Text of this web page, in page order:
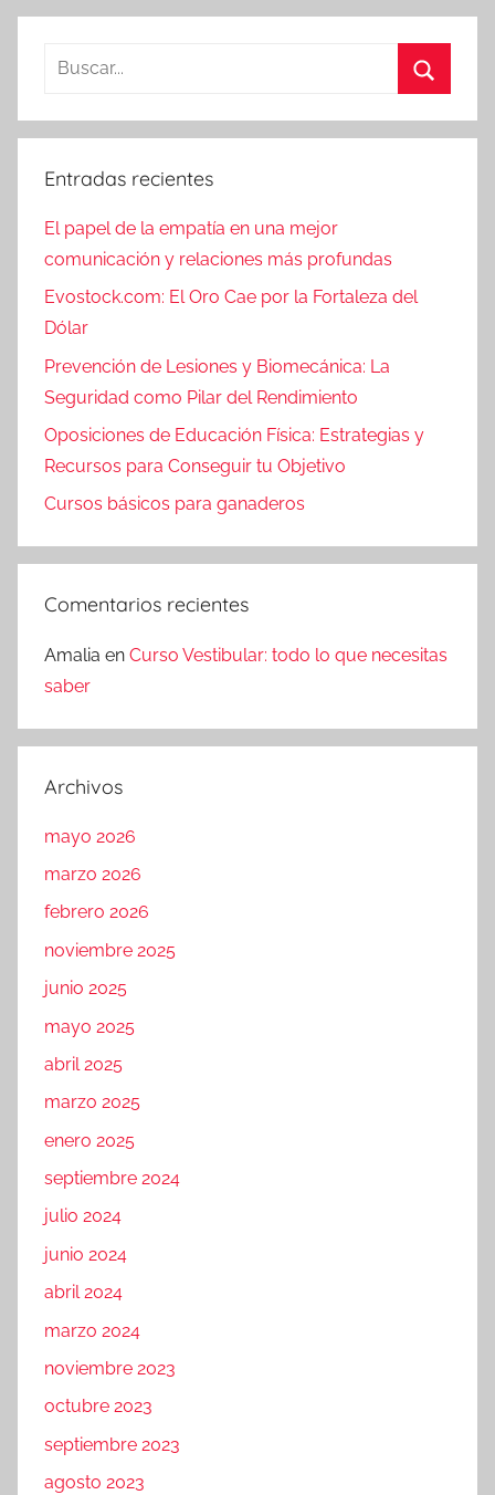
Buscar:
Entradas recientes
El papel de la empatía en una mejor
comunicación y relaciones más profundas
Evostock.com: El Oro Cae por la Fortaleza del
Dólar
Prevención de Lesiones y Biomecánica: La
Seguridad como Pilar del Rendimiento
Oposiciones de Educación Física: Estrategias y
Recursos para Conseguir tu Objetivo
Cursos básicos para ganaderos
Comentarios recientes
Amalia en Curso Vestibular: todo lo que necesitas
saber
Archivos
mayo 2026
marzo 2026
febrero 2026
noviembre 2025
junio 2025
mayo 2025
abril 2025
marzo 2025
enero 2025
septiembre 2024
julio 2024
junio 2024
abril 2024
marzo 2024
noviembre 2023
octubre 2023
septiembre 2023
agosto 2023